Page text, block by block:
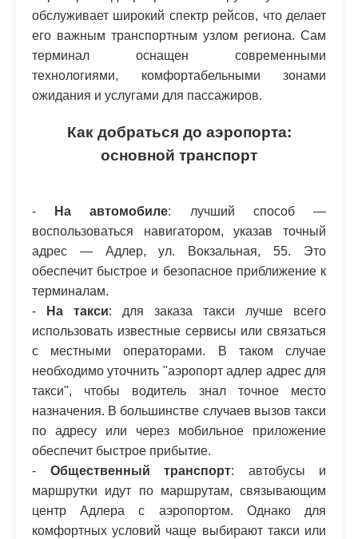
обслуживает широкий спектр рейсов, что делает
его важным транспортным узлом региона. Сам
терминал оснащен современными
технологиями, комфортабельными зонами
ожидания и услугами для пассажиров.
Как добраться до аэропорта:
основной транспорт
- На автомобиле: лучший способ —
воспользоваться навигатором, указав точный
адрес — Адлер, ул. Вокзальная, 55. Это
обеспечит быстрое и безопасное приближение к
терминалам.
-
На такси: для заказа такси лучше всего
использовать известные сервисы или связаться
с местными операторами. В таком случае
необходимо уточнить "аэропорт адлер адрес для
такси", чтобы водитель знал точное место
назначения. В большинстве случаев вызов такси
по адресу или через мобильное приложение
обеспечит быстрое прибытие.
- Общественный транспорт: автобусы и
маршрутки идут по маршрутам, связывающим
центр Адлера с аэропортом. Однако для
комфортных условий чаще выбирают такси или